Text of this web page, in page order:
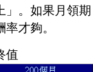
」。如果月領期
才夠。
值